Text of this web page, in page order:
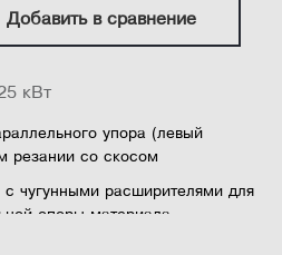
Добавить в сравнение
кВт
упора (левый
резании со скосом
с чугунными расширителями для
опоры материала